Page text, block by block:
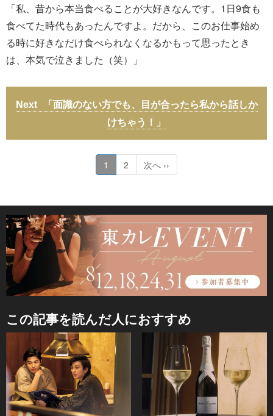
「私、昔から本当食べることが大好きなんです。1日9食も
食べてた時代もあったんですよ。だから、このお仕事始め
る時に好きなだけ食べられなくなるかもって思ったとき
は、本気で泣きました（笑）」
「面識のない方でも、目が合ったら私から話しか
けちゃう！」
1 2 次へ ››
この記事を読んだ人におすすめ